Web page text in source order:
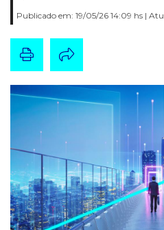
Publicado em: 19/05/26 14:09 hs |